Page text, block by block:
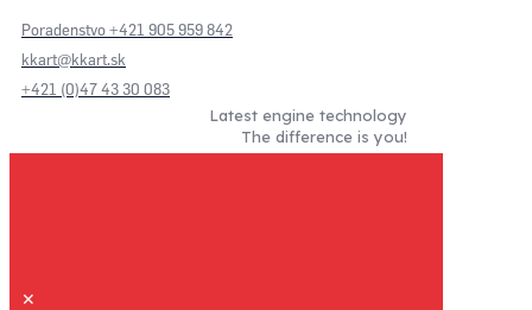
Poradenstvo +421 905 959 842
kkart@kkart.sk
+421 (0)47 43 30 083
Latest engine technology
The difference is you!
✕